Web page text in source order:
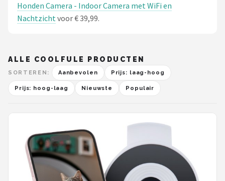
Honden Camera - Indoor Camera met WiFi en
Nachtzichtvoor € 39,99.
ALLE COOLFULE PRODUCTEN
SORTEREN: Aanbevolen Prijs: laag-hoog
Prijs: hoog-laag Nieuwste Populair